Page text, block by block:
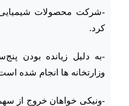
-شرکت محصولات
کرد.
-به دلیل زیانده بودن
وزارتخانه ها انجام شده
-ونیکی خواهان خروج از سهم